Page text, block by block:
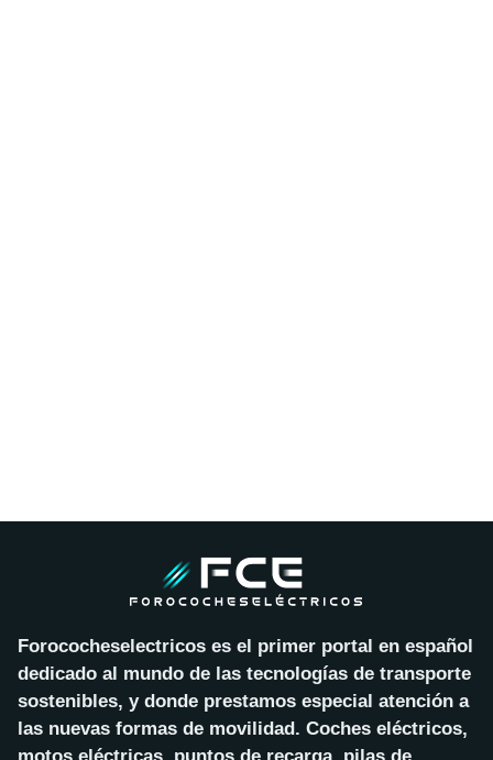
Forococheselectricos es el primer portal en español
dedicado al mundo de las tecnologías de transporte
sostenibles, y donde prestamos especial atención a
las nuevas formas de movilidad. Coches eléctricos,